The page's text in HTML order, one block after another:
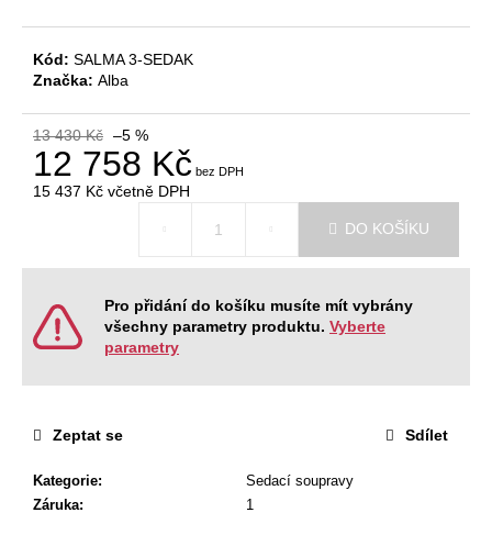
Kód: SALMA 3-SEDAK
Značka: Alba
13 430 Kč –5 %
12 758 Kč
15 437 Kč včetně DPH
DO KOŠÍKU
Pro přidání do košíku musíte mít vybrány
všechny parametry produktu. Vyberte
parametry
Kategorie:
Sedací soupravy
Záruka: 1
Zeptat se Sdílet
č
u
m
220
120
76,2
Kč
Původně:
468
Kč